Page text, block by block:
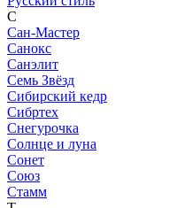
С
Сан-Мастер
Санокс
Санэлит
Семь Звёзд
Сибирский кедр
Сибртех
Снегурочка
Солнце и луна
Сонет
Союз
Стамм